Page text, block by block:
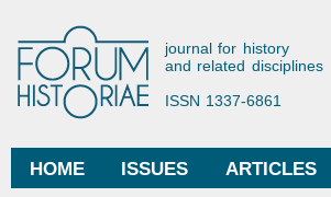
Forum
journal for history
and related disciplines
ISSN 1337-6861
Main menu
HOME ISSUES ARTICLES